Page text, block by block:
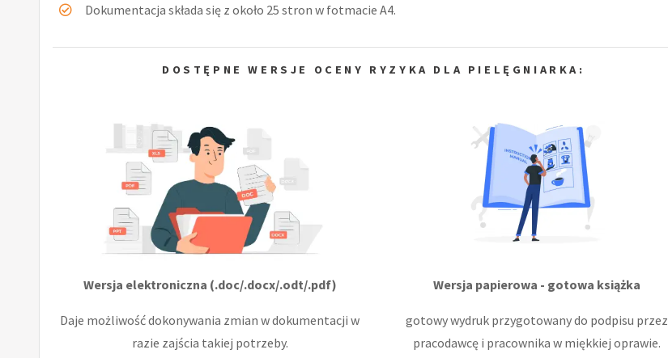
Dokumentacja składa się z około 25 stron w fotmacie A4.
DOSTĘPNE WERSJE OCENY RYZYKA DLA PIELĘGNIARKA:
Wersja elektroniczna (.doc/.docx/.odt/.pdf)
Daje możliwość dokonywania zmian w dokumentacji w
razie zajścia takiej potrzeby.
Wersja papierowa - gotowa książka
gotowy wydruk przygotowany do podpisu przez
pracodawcę i pracownika w miękkiej oprawie.